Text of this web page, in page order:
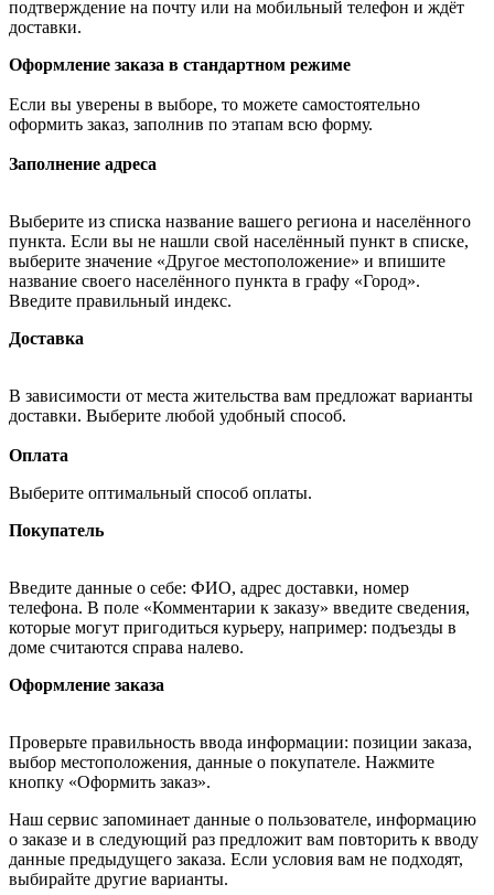
подтверждение на почту или на мобильный телефон и ждёт
доставки.
Оформление заказа в стандартном режиме
Если вы уверены в выборе, то можете самостоятельно
оформить заказ, заполнив по этапам всю форму.
Заполнение адреса
Выберите из списка название вашего региона и населённого
пункта. Если вы не нашли свой населённый пункт в списке,
выберите значение «Другое местоположение» и впишите
название своего населённого пункта в графу «Город».
Введите правильный индекс.
Доставка
В зависимости от места жительства вам предложат варианты
доставки. Выберите любой удобный способ.
Оплата
Выберите оптимальный способ оплаты.
Покупатель
Введите данные о себе: ФИО, адрес доставки, номер
телефона. В поле «Комментарии к заказу» введите сведения,
которые могут пригодиться курьеру, например: подъезды в
доме считаются справа налево.
Оформление заказа
Проверьте правильность ввода информации: позиции заказа,
выбор местоположения, данные о покупателе. Нажмите
кнопку «Оформить заказ».
Наш сервис запоминает данные о пользователе, информацию
о заказе и в следующий раз предложит вам повторить к вводу
данные предыдущего заказа. Если условия вам не подходят,
выбирайте другие варианты.